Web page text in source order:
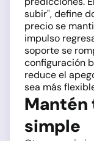
subir", define
precio se
impulso
soporte se
configuración
reduce el
sea más
Mantén
simple